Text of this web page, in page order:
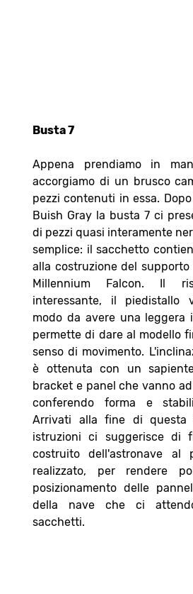
Busta 7
Appena prendiamo in
accorgiamo di un brusco
pezzi contenuti in essa.
Buish Gray la busta 7 ci
di pezzi quasi interamente
semplice: il sacchetto
alla costruzione del supporto
Millennium Falcon. Il
interessante, il piedistallo
modo da avere una leggera
permette di dare al modello
senso di movimento.
è ottenuta con un
bracket e panel che vanno
conferendo forma e
Arrivati alla fine di
istruzioni ci suggerisce di
costruito dell'astronave al
realizzato, per rendere
posizionamento delle
della nave che ci
sacchetti.